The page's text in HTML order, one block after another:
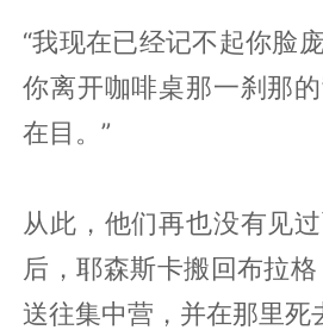
“我现在已经记不起你脸
你离开咖啡桌那一刹那
在目。”
从此，他们再也没有见
后，耶森斯卡搬回布拉
送往集中营，并在那里死